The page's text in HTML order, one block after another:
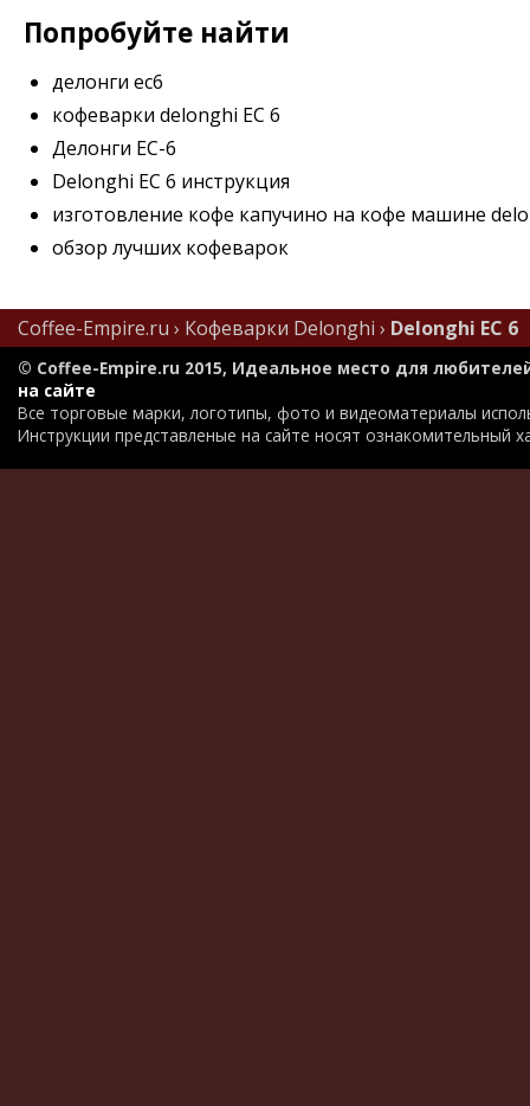
Попробуйте найти
делонги ес6
кофеварки delonghi EC 6
Делонги ЕС-6
Delonghi EC 6 инструкция
изготовление кофе капучино на кофе машине
обзор лучших кофеварок
Coffee-Empire.ru › Кофеварки Delonghi › Delonghi EC 6
© Coffee-Empire.ru 2015, Идеальное место для
на сайте
Все торговые марки, логотипы, фото и видеоматериалы
Инструкции представленые на сайте носят ознакомительный